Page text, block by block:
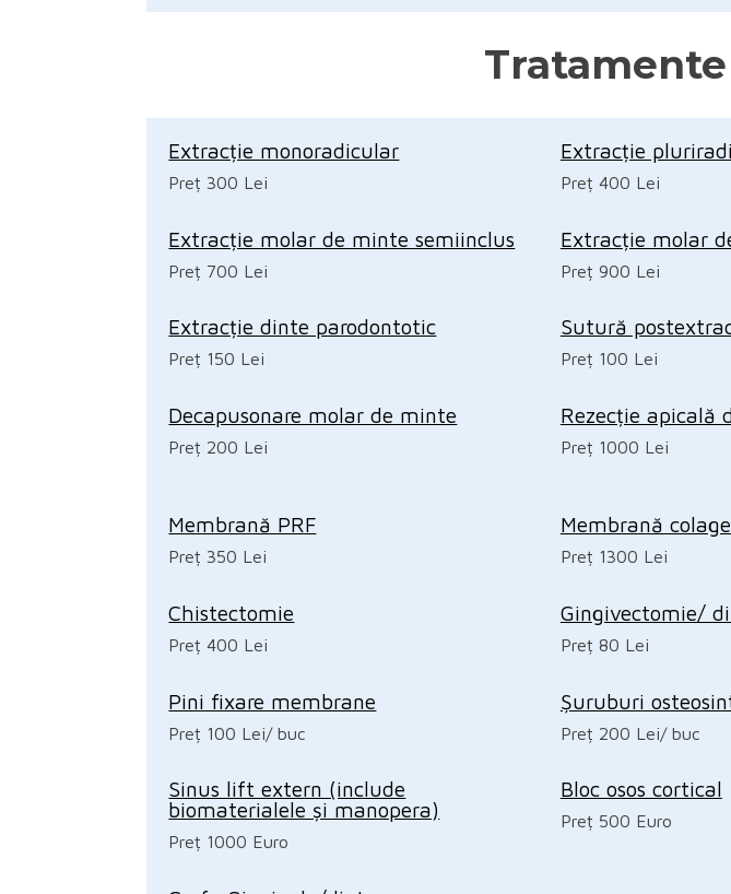
Extracție monoradicular
Preț 300 Lei
Extracție
Preț 400 Lei
Extracție molar de minte semiinclus
Preț 700 Lei
Extracție molar
Preț 900 Lei
Extracție dinte parodontotic
Preț 150 Lei
Sutură
Preț 100 Lei
Decapusonare molar de minte
Preț 200 Lei
Rezecție apicală
Preț 1000 Lei
Membrană PRF
Preț 350 Lei
Membrană
Preț 1300 Lei
Chistectomie
Preț 400 Lei
Gingivectomie/
Preț 80 Lei
Pini fixare membrane
Preț 100 Lei/ buc
Șuruburi
Preț 200 Lei/ buc
Sinus lift extern (include
biomaterialele și manopera)
Preț 1000 Euro
Bloc osos cortical
Preț 500 Euro